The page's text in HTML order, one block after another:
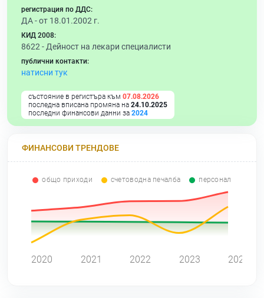
регистрация по ДДС:
ДА - от 18.01.2002 г.
КИД 2008:
8622 - Дейност на лекари специалисти
публични контакти:
натисни тук
състояние в регистъра към 07.08.2026
последна вписана промяна на 24.10.2025
последни финансови данни за 2024
ФИНАНСОВИ ТРЕНДОВЕ
общо приходи счетоводна печалба персонал
2020 2021 2022 2023 2024